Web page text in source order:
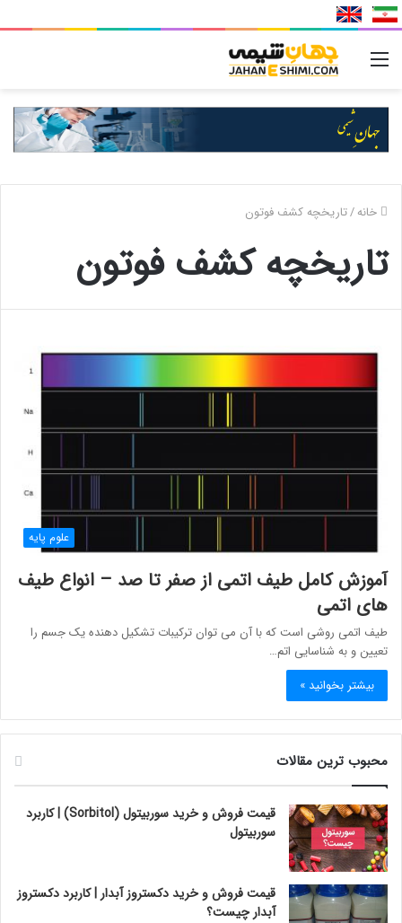
خانه/تاریخچه کشف فوتون
تاریخچه کشف فوتون
علوم پایه
آموزش کامل طیف اتمی از صفر تا صد – انواع طیف
های اتمی
طیف اتمی روشی است که با آن می توان ترکیبات تشکیل دهنده یک جسم را
تعیین و به شناسایی اتم…
بیشتر بخوانید »
محبوب ترین مقالات
قیمت فروش و خرید سوربیتول (Sorbitol) | کاربرد
سوربیتول
قیمت فروش و خرید دکستروز آبدار | کاربرد دکستروز
آبدار چیست؟